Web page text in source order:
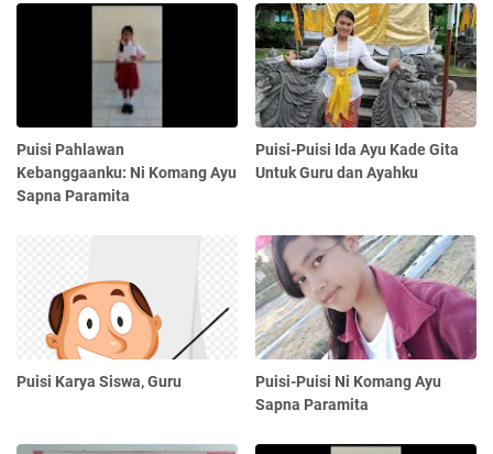
Puisi Pahlawan
Kebanggaanku: Ni Komang Ayu
Sapna Paramita
Puisi-Puisi Ida Ayu Kade Gita
Untuk Guru dan Ayahku
Puisi Karya Siswa, Guru
Puisi-Puisi Ni Komang Ayu
Sapna Paramita